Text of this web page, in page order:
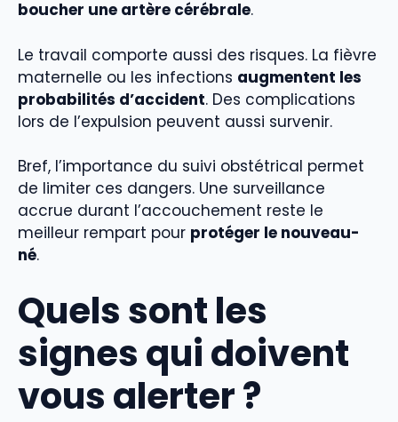
boucher une artère cérébrale.
Le travail comporte aussi des risques. La fièvre
maternelle ou les infections augmentent les
probabilités d’accident. Des complications
lors de l’expulsion peuvent aussi survenir.
Bref, l’importance du suivi obstétrical permet
de limiter ces dangers. Une surveillance
accrue durant l’accouchement reste le
meilleur rempart pour protéger le nouveau-
né.
Quels sont les
signes qui doivent
vous alerter ?